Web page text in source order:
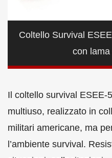
Coltello Survival
con
Il coltello survival ESEE-
multiuso, realizzato in
militari americane, ma
l’ambiente survival.